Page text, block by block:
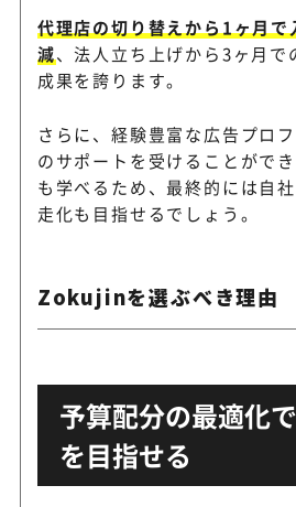
代理店の切り替えから1ヶ月
減、法人立ち上げから3ヶ月で
成果を誇ります。
さらに、経験豊富な広告プロ
のサポートを受けることがで
も学べるため、最終的には自
走化も目指せるでしょう。
Zokujinを選ぶべき理由
予算配分の最適化
を目指せる